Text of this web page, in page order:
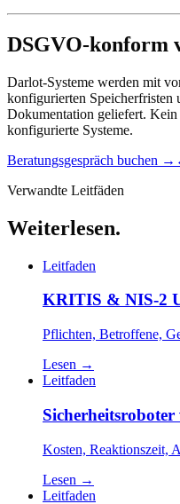
DSGVO-konform
Darlot-Systeme werden mit
konfigurierten
Dokumentation geliefert.
konfigurierte Systeme.
Beratungsgespräch buchen →
Verwandte Leitfäden
Weiterlesen.
Leitfaden
KRITIS & NIS-2
Pflichten, Betroffene,
Lesen →
Leitfaden
Sicherheitsroboter
Kosten, Reaktionszeit,
Lesen →
Leitfaden